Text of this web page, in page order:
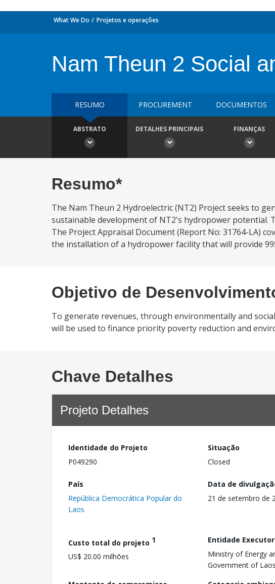
What We Do Projetos e operações
Nam Theun 2 Social
RESUMO PROCUREMENT DOCUMENTOS
ABSTRATO DETALHES PRINCIPAIS FINANÇAS
Resumo*
The Nam Theun 2 Hydroelectric (NT2) Project seeks to
sustainable development of NT2's hydropower potential.
The Project Appraisal Document (Report No: 31764-LA)
the installation of a hydropower facility that will provide
Objetivo de
To generate revenues, through environmentally and
will be used to finance priority poverty reduction and
Chave Detalhes
Projeto Detalhes
Identidade do Projeto
P049290
Situação
Closed
País
República Democrática Popular do
Laos
Data de
21 de setembro de
Custo total do projeto 1
US$ 20.00 milhões
Entidade
Ministry of Energy
Government of